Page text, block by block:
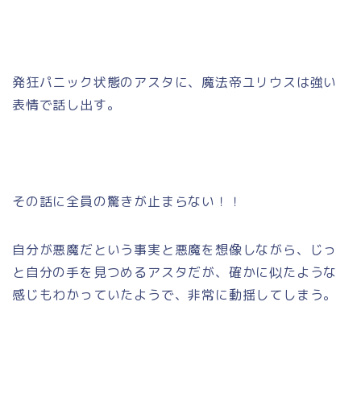
発狂パニック状態のアスタに、魔法帝ユリウスは強い
表情で話し出す。
その話に全員の驚きが止まらない！！
自分が悪魔だという事実と悪魔を想像しながら、じっ
と自分の手を見つめるアスタだが、確かに似たような
感じもわかっていたようで、非常に動揺してしまう。